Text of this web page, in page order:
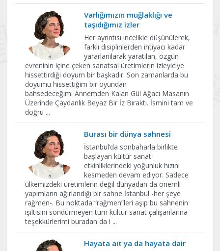
Varlığımızın muğlaklığı ve
taşıdığımız izler
Her ayrıntısı incelikle düşünülerek,
farklı disiplinlerden ihtiyacı kadar
yararlanılarak yaratılan, özgün
evreninin içine çeken sanatsal üretimlerin izleyiciye
hissettirdiği doyum bir başkadır. Son zamanlarda bu
doyumu hissettiğim bir oyundan
bahsedeceğim: Annemden Kalan Gül Ağacı Masanın
Üzerinde Çaydanlık Beyaz Bir İz Bıraktı. İsmini tam ve
doğru ...
Burası bir dünya sahnesi
İstanbul’da sonbaharla birlikte
başlayan kültür sanat
etkinliklerindeki yoğunluk hızını
kesmeden devam ediyor. Sadece
ülkemizdeki üretimlerin değil dünyadan da önemli
yapımların ağırlandığı bir sahne İstanbul -her şeye
rağmen-. Bu noktada “rağmen”leri aşıp bu sahnenin
ışıltısını söndürmeyen tüm kültür sanat çalışanlarına
teşekkürlerimi buradan da i ...
Hayata ait ya da hayata dair